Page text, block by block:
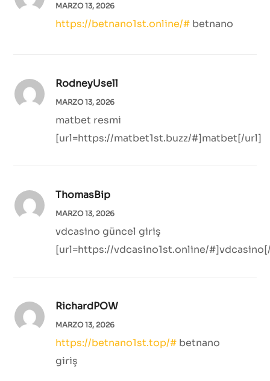
MARZO 13, 2026
https://betnano1st.online/# betnano
RodneyUsell
MARZO 13, 2026
matbet resmi
[url=https://matbet1st.buzz/#]matbet[/url]
ThomasBip
MARZO 13, 2026
vdcasino güncel giriş
[url=https://vdcasino1st.online/
RichardPOW
MARZO 13, 2026
https://betnano1st.top/# betnano
giriş